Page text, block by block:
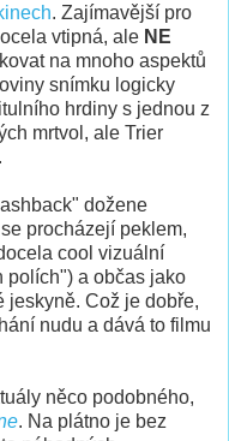
. Zajímavější pro
vtipná, ale NE
na mnoho aspektů
snímku logicky
hrdiny s jednou z
mrtvol, ale Trier
dožene
procházejí peklem,
cool vizuální
polích") a občas jako
jeskyně. Což je dobře,
nudu a dává to filmu
něco podobného,
. Na plátno je bez